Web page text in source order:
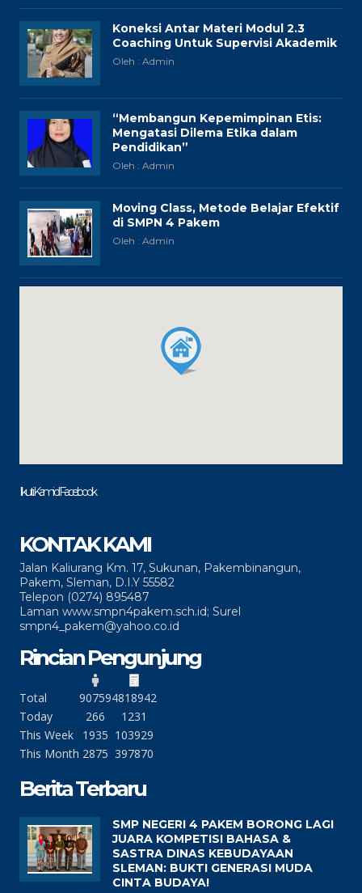
Koneksi Antar Materi Modul 2.3
Coaching Untuk Supervisi Akademik
Oleh : Admin
“Membangun Kepemimpinan Etis:
Mengatasi Dilema Etika dalam
Pendidikan”
Oleh : Admin
Moving Class, Metode Belajar Efektif
di SMPN 4 Pakem
Oleh : Admin
Ikuti Kami di Facebook
KONTAK KAMI
Jalan Kaliurang Km. 17, Sukunan, Pakembinangun,
Pakem, Sleman, D.I.Y 55582
Telepon (0274) 895487
Laman www.smpn4pakem.sch.id; Surel
smpn4_pakem@yahoo.co.id
Rincian Pengunjung
Total 907594818942
Today
266
1231
This Week
1935 103929
This Month 2875 397870
Berita Terbaru
SMP NEGERI 4 PAKEM BORONG LAGI
JUARA KOMPETISI BAHASA &
SASTRA DINAS KEBUDAYAAN
SLEMAN: BUKTI GENERASI MUDA
CINTA BUDAYA!